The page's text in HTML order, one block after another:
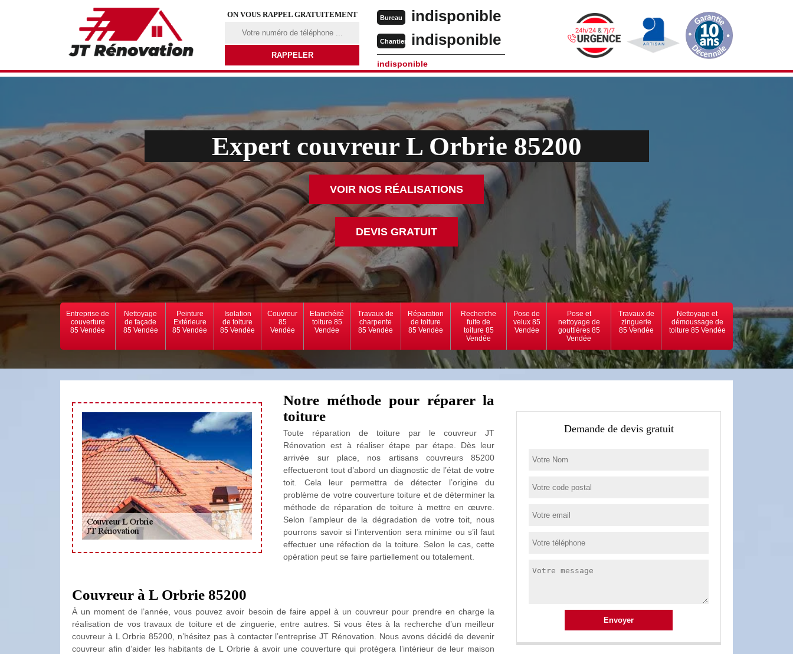
ON VOUS RAPPEL GRATUITEMENT Bureau indisponible
Chantier indisponible
indisponible
Expert couvreur L Orbrie 85200
VOIR NOS RÉALISATIONS
DEVIS GRATUIT
Entreprise de
couverture
85 Vendée
Nettoyage
de façade
85 Vendée
Peinture
Extérieure
85 Vendée
Isolation
de toiture
85 Vendée
Couvreur
85
Vendée
Etanchéité
toiture 85
Vendée
Travaux de
charpente
85 Vendée
Réparation
de toiture
85 Vendée
Recherche
fuite de
toiture 85
Vendée
Pose de
velux 85
Vendée
Pose et
nettoyage de
gouttières 85
Vendée
Travaux de
zinguerie
85 Vendée
Nettoyage et
démoussage de
toiture 85 Vendée
Notre méthode pour réparer la
toiture
Toute réparation de toiture par le couvreur JT
Rénovation est à réaliser étape par étape. Dès leur
arrivée sur place, nos artisans couvreurs 85200
effectueront tout d’abord un diagnostic de l’état de votre
toit. Cela leur permettra de détecter l’origine du
problème de votre couverture toiture et de déterminer la
méthode de réparation de toiture à mettre en œuvre.
Selon l’ampleur de la dégradation de votre toit, nous
pourrons savoir si l’intervention sera minime ou s’il faut
effectuer une réfection de la toiture. Selon le cas, cette
opération peut se faire partiellement ou totalement.
Couvreur à L Orbrie 85200
À un moment de l’année, vous pouvez avoir besoin de faire appel à un couvreur pour prendre en charge la
réalisation de vos travaux de toiture et de zinguerie, entre autres. Si vous êtes à la recherche d’un meilleur
couvreur à L Orbrie 85200, n’hésitez pas à contacter l’entreprise JT Rénovation. Nous avons décidé de devenir
couvreur afin d’aider les habitants de L Orbrie à avoir une couverture qui protègera l’intérieur de leur maison
Demande de devis gratuit